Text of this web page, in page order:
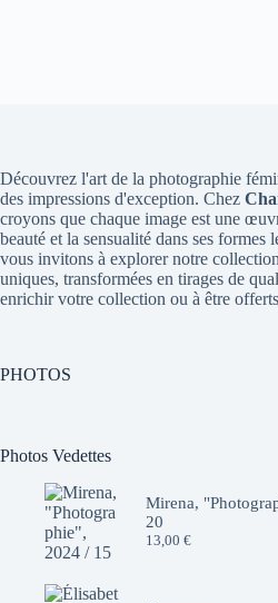
Découvrez l'art de la photographie
des impressions d'exception. Chez
croyons que chaque image est une
beauté et la sensualité dans ses formes
vous invitons à explorer notre
uniques, transformées en tirages de
enrichir votre collection ou à être
PHOTOS
Photos Vedettes
Mirena,
20
13,00 €